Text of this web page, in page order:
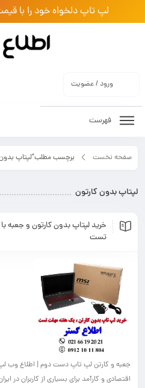
لپ تاپ دلخواه خود را با
ورود / عضویت
فهرست
صفحه نخست برچسب مطلب"لپتاپ
لپتاپ بدون کارتون
خرید لپتاپ بدون کارتون و جعبه
تست
جعبه و کارتن لپ تاپ دست دوم | اطلاع وب
اقتصادی و کارآمد برای بسیاری از کاربران در